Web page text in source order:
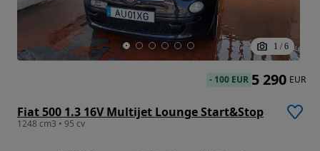
1 / 6
Fiat 500 1.3 16V Multijet Lounge Start&Stop
1248 cm3 • 95 cv
- 100 EUR 5 290 EUR